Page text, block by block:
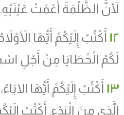
لأَنَّ الظُّلْمَةَ أَعْمَتْ عَيْنَيْهِ.
١٢ أَكْتُبُ إِلَيْكُمْ أَيُّهَا
لَكُمُ الْخَطَايَا مِنْ أَجْلِ
١٣ أَكْتُبُ إِلَيْكُمْ أَيُّهَا
الَّذِي مِنَ الْبَدْءِ. أَكْتُبُ